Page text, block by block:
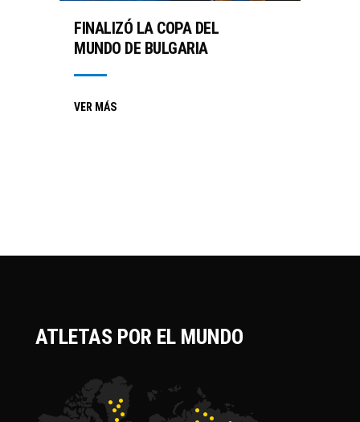
FINALIZÓ LA COPA DEL
MUNDO DE BULGARIA
VER MÁS
ATLETAS POR EL MUNDO